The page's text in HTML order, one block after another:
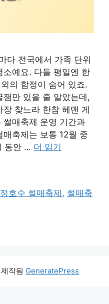
다 전국에서 가족 단위
소예요. 다들 평일엔 한
의 함정이 숨어 있죠.
만 있을 줄 알았는데,
찾느라 한참 헤맨 게
썰매축제 운영 기간과
축제는 보통 12월 중
동안 … 더 읽기
호수 썰매축제 , 썰매축
제작됨 GeneratePress